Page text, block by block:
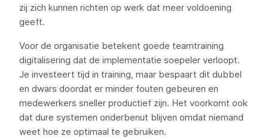
zij zich kunnen richten op werk dat meer voldoening
geeft.
Voor de organisatie betekent goede teamtraining
digitalisering dat de implementatie soepeler verloopt.
Je investeert tijd in training, maar bespaart dit dubbel
en dwars doordat er minder fouten gebeuren en
medewerkers sneller productief zijn. Het voorkomt ook
dat dure systemen onderbenut blijven omdat niemand
weet hoe ze optimaal te gebruiken.